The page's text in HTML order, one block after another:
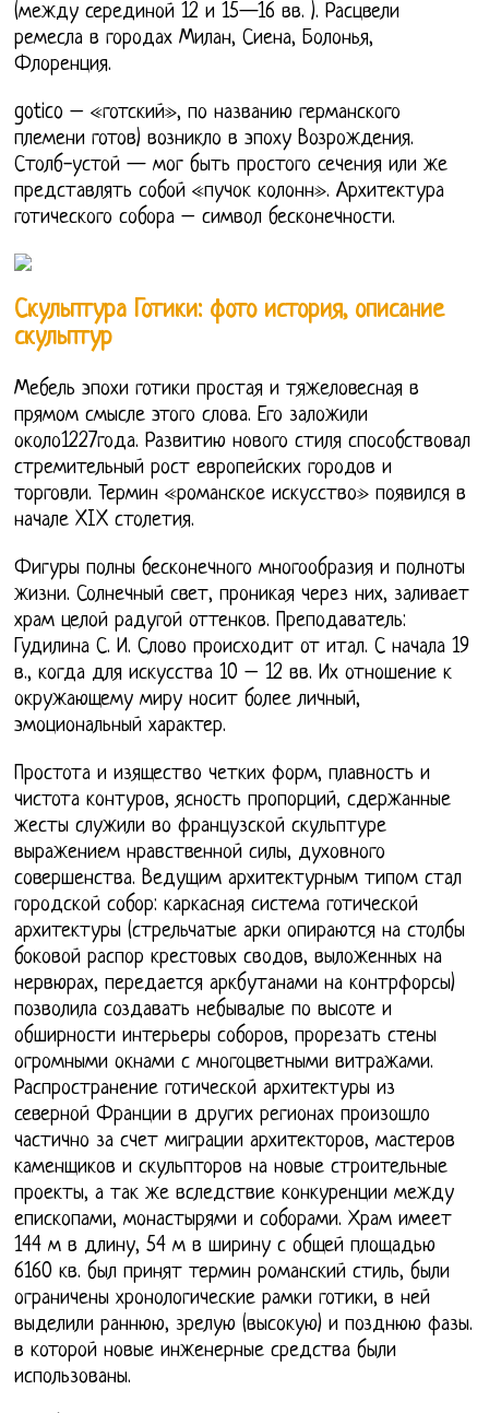
(между серединой 12 и 15—16 вв. ). Расцвели
ремесла в городах Милан, Сиена, Болонья,
Флоренция.
gotico – «готский», по названию германского
племени готов) возникло в эпоху Возрождения.
Столб-устой — мог быть простого сечения или же
представлять собой «пучок колонн». Архитектура
готического собора – символ бесконечности.
Скульптура Готики: фото история, описание
скульптур
Мебель эпохи готики простая и тяжеловесная в
прямом смысле этого слова. Его заложили
около1227года. Развитию нового стиля способствовал
стремительный рост европейских городов и
торговли. Термин «романское искусство» появился в
начале XIX столетия.
Фигуры полны бесконечного многообразия и полноты
жизни. Солнечный свет, проникая через них, заливает
храм целой радугой оттенков. Преподаватель:
Гудилина С. И. Слово происходит от итал. С начала 19
в., когда для искусства 10 – 12 вв. Их отношение к
окружающему миру носит более личный,
эмоциональный характер.
Простота и изящество четких форм, плавность и
чистота контуров, ясность пропорций, сдержанные
жесты служили во французской скульптуре
выражением нравственной силы, духовного
совершенства. Ведущим архитектурным типом стал
городской собор: каркасная система готической
архитектуры (стрельчатые арки опираются на столбы
боковой распор крестовых сводов, выложенных на
нервюрах, передается аркбутанами на контрфорсы)
позволила создавать небывалые по высоте и
обширности интерьеры соборов, прорезать стены
огромными окнами с многоцветными витражами.
Распространение готической архитектуры из
северной Франции в других регионах произошло
частично за счет миграции архитекторов, мастеров
каменщиков и скульпторов на новые строительные
проекты, а так же вследствие конкуренции между
епископами, монастырями и соборами. Храм имеет
144 м в длину, 54 м в ширину с общей площадью
6160 кв. был принят термин романский стиль, были
ограничены хронологические рамки готики, в ней
выделили раннюю, зрелую (высокую) и позднюю фазы.
в которой новые инженерные средства были
использованы.